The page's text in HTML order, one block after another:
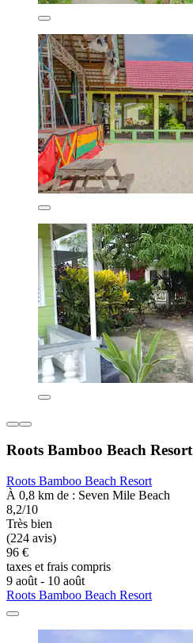
Roots Bamboo Beach Resort
Roots Bamboo Beach Resort
À 0,8 km de : Seven Mile Beach
8,2/10
Très bien
(224 avis)
96 €
taxes et frais compris
9 août - 10 août
Roots Bamboo Beach Resort